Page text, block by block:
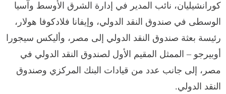
كورانشيليان، نائب المدير في إدارة الشرق الأوسط وآسيا
الوسطى في صندوق النقد الدولي، وإيفانا فلادكوفا هولار،
رئيسة بعثة صندوق النقد الدولي إلى مصر، وأليكس سيجورا
أوبيرجو – الممثل المقيم الأول لصندوق النقد الدولي في
مصر، إلى جانب عدد من قيادات البنك المركزي وصندوق
النقد الدولي.